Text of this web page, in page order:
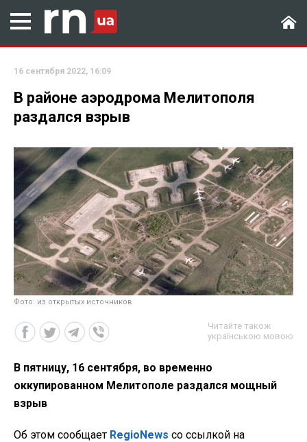
16 сентября 2022, 16:09
В районе аэродрома Мелитополя
раздался взрыв
Фото: из открытых источников
Читайте також
українською мовою
В пятницу, 16 сентября, во временно
оккупированном Мелитополе раздался мощный
взрыв
Об этом сообщает RegioNews со ссылкой на